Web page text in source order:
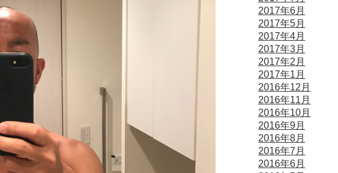
2017年6月
2017年5月
2017年4月
2017年3月
2017年2月
2017年1月
2016年12月
2016年11月
2016年10月
2016年9月
2016年8月
2016年7月
2016年6月